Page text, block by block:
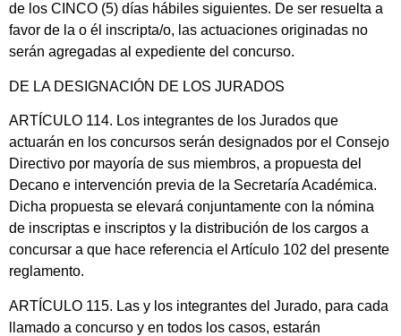
de los CINCO (5) días hábiles siguientes. De ser resuelta a
favor de la o él inscripta/o, las actuaciones originadas no
serán agregadas al expediente del concurso.
DE LA DESIGNACIÓN DE LOS JURADOS
ARTÍCULO 114. Los integrantes de los Jurados que
actuarán en los concursos serán designados por el Consejo
Directivo por mayoría de sus miembros, a propuesta del
Decano e intervención previa de la Secretaría Académica.
Dicha propuesta se elevará conjuntamente con la nómina
de inscriptas e inscriptos y la distribución de los cargos a
concursar a que hace referencia el Artículo 102 del presente
reglamento.
ARTÍCULO 115. Las y los integrantes del Jurado, para cada
llamado a concurso y en todos los casos, estarán